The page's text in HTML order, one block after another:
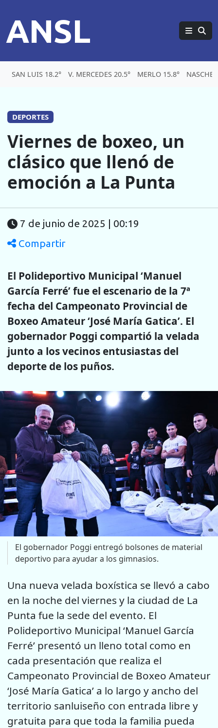
ANSL
SAN LUIS 18.2° V. MERCEDES 20.5° MERLO 15.8°
DEPORTES
Viernes de boxeo, un
clásico que llenó de
emoción a La Punta
7 de junio de 2025 | 00:19
Compartir
El Polideportivo Municipal ‘Manuel
García Ferré’ fue el escenario de la 7ª
fecha del Campeonato Provincial de
Boxeo Amateur ‘José María Gatica’. El
gobernador Poggi compartió la velada
junto a los vecinos entusiastas del
deporte de los puños.
El gobernador Poggi entregó bolsones de material
deportivo para ayudar a los gimnasios.
Una nueva velada boxística se llevó a cabo
en la noche del viernes y la ciudad de La
Punta fue la sede del evento. El
Polideportivo Municipal ‘Manuel García
Ferré’ presentó un lleno total como en
cada presentación que realiza el
Campeonato Provincial de Boxeo Amateur
‘José María Gatica’ a lo largo y ancho del
territorio sanluiseño con entrada libre y
gratuita para que toda la familia pueda